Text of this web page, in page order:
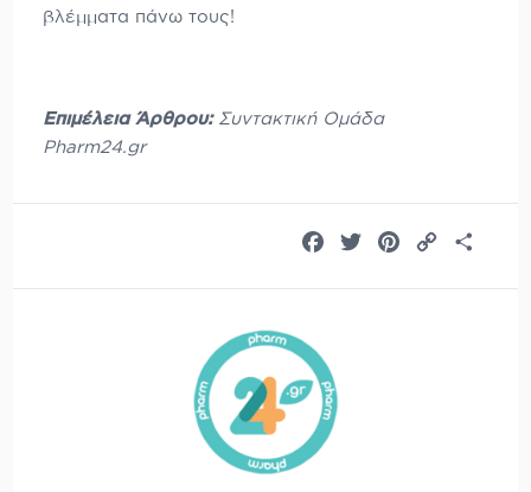
βλέμματα πάνω τους!
Επιμέλεια Άρθρου:Συντακτική Ομάδα
Pharm24.gr
Facebook
TwitterPinterest
Copy